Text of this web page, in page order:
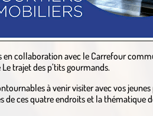
en collaboration avec le Carrefour
trajet des p’tits gourmands.
à venir visiter avec vos
de ces quatre endroits et la thématique